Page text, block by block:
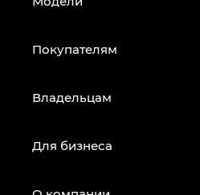
Покупателям
Владельцам
Для бизнеса